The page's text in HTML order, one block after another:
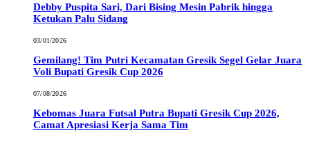
Debby Puspita Sari, Dari Bising Mesin Pabrik hingga
Ketukan Palu Sidang
03/01/2026
Gemilang! Tim Putri Kecamatan Gresik Segel Gelar Juara
Voli Bupati Gresik Cup 2026
07/08/2026
Kebomas Juara Futsal Putra Bupati Gresik Cup 2026,
Camat Apresiasi Kerja Sama Tim